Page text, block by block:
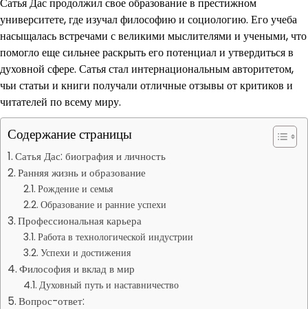
университете, где изучал философию и социологию. Его учеба
насыщалась встречами с великими мыслителями и учеными, что
помогло еще сильнее раскрыть его потенциал и утвердиться в
духовной сфере. Сатья стал интернациональным авторитетом,
чьи статьи и книги получали отличные отзывы от критиков и
читателей по всему миру.
Содержание страницы
Сатья Дас: биография и личность
Ранняя жизнь и образование
Рождение и семья
Образование и ранние успехи
Профессиональная карьера
Работа в технологической индустрии
Успехи и достижения
Философия и вклад в мир
Духовный путь и наставничество
Вопрос-ответ: